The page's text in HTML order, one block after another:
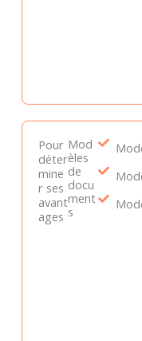
Pour
déter
mine
r ses
avant
ages
Mod
èles
de
docu
ment
s